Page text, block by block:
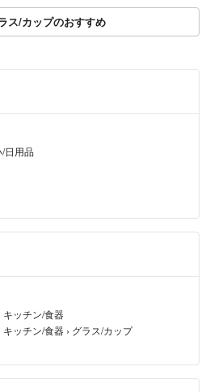
ス/カップのおすすめ
日用品
キッチン/食器
キッチン/食器 › グラス/カップ